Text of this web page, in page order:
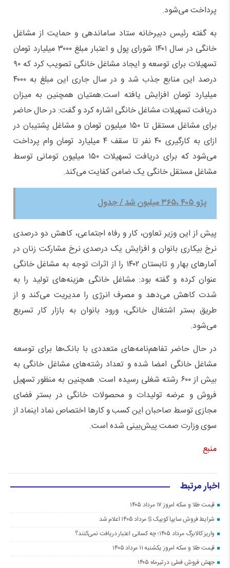
پرداخت می‌شود.
به گفته رئیس دبیرخانه ستاد ساماندهی و حمایت از مشاغل
خانگی در سال ۱۴۰۱ شورای پول و اعتبار مبلغ ۳۰۰۰ میلیارد تومان
تسهیلات برای توسعه و ایجاد مشاغل خانگی تصویب کرد که ۹۰
درصد این منابع جذب شد و در سال جاری این مبلغ به ۴۰۰۰
میلیارد تومان افزایش یافته است.همتیان همچنین به میزان
دریافت تسهیلات مشاغل خانگی اشاره کرد و گفت: در حال حاضر
برای مشاغل مستقل تا ۱۵۰ میلیون تومان و مشاغل پشتیبان در
ازای به کارگیری ۴۰ نفر تا سقف ۴ میلیارد تومان وام پرداخت
می‌شود که برای دریافت تسهیلات ۱۵۰ میلیون تومانی توسط
مشاغل مستقل خانگی یک ضامن کفایت می‌کند.
پژو ۴۰۵ ،۳۶۵ میلیون شد / جدول
پیش از این وزیر تعاون، کار و رفاه اجتماعی، کاهش دو درصدی
نرخ بیکاری بانوان و افزایش یک درصدی نرخ مشارکت زنان در
آمارهای بهار و تابستان ۱۴۰۲ را از اثرات توجه به مشاغل خانگی
عنوان کرده و گفته بود: مشاغل خانگی هزینه‌های تولید را به
شدت کاهش می‌دهد و مصرف انرژی را مدیریت می‌کند و از
طریق بستر اشتغال خانگی، ورود بانوان به بازار کار تسریع
می‌شود.
در حال حاضر تفاهم‌نامه‌های متعددی با بانک‌ها برای توسعه
مشاغل خانگی امضا شده و تعداد رشته‌های مشاغل خانگی به
بیش از ۶۰۰ رشته شغلی رسیده است. همچنین به منظور تسهیل
فروش و عرضه تولیدات و محصولات خانگی در بستر فضای
مجازی توسط صاحبان این کسب و کارها اختصاص نماد اینماد از
سوی وزارت صمت پیش‌بینی شده است.
منبع
اخبار مرتبط
قیمت طلا و سکه امروز ۱۷ مرداد ۱۴۰۵
شرایط فروش سایپا کوییک S مرداد ۱۴۰۵ اعلام شد
واریز کالابرگ مرداد ۱۴۰۵؛ چه کسانی اعتبار دریافت نمی‌کنند؟
قیمت طلا و سکه امروز یکشنبه ۱۱ مرداد ۱۴۰۵
جهش فروش فملی در تیرماه ۱۴۰۵